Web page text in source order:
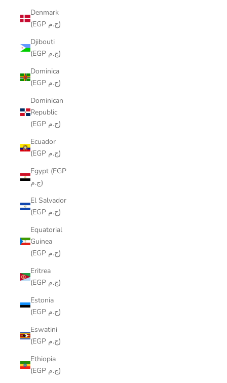
Denmark
(EGP ج.م)
Djibouti
(EGP ج.م)
Dominica
(EGP ج.م)
Dominican
Republic
(EGP ج.م)
Ecuador
(EGP ج.م)
Egypt (EGP
ج.م)
El Salvador
(EGP ج.م)
Equatorial
Guinea
(EGP ج.م)
Eritrea
(EGP ج.م)
Estonia
(EGP ج.م)
Eswatini
(EGP ج.م)
Ethiopia
(EGP ج.م)